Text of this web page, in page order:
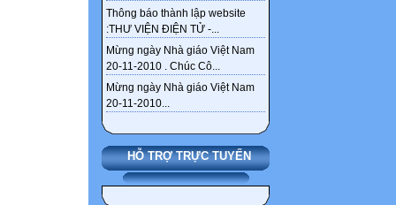
Thông báo thành lập website
:THƯ VIỆN ĐIỆN TỬ -...
Mừng ngày Nhà giáo Việt Nam
20-11-2010 . Chúc Cô...
Mừng ngày Nhà giáo Việt Nam
20-11-2010...
HỖ TRỢ TRỰC TUYẾN